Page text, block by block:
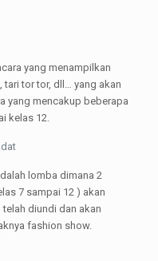
yang menampilkan
tari tor tor, dll… yang akan
yang mencakup beberapa
kelas 12.
lomba dimana 2
7 sampai 12 ) akan
diundi dan akan
fashion show.